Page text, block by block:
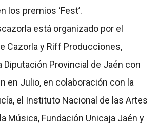
los premios ‘Fest’.
está organizado por el
Cazorla y Riff Producciones,
Diputación Provincial de Jaén con
en Julio, en colaboración con la
el Instituto Nacional de las Artes
Música, Fundación Unicaja Jaén y